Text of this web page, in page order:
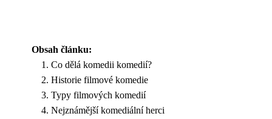
Obsah článku:
Co dělá komedii komedií?
Historie filmové komedie
Typy filmových komedií
Nejznámější komediální herci